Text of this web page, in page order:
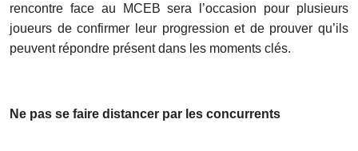
rencontre face au MCEB sera l’occasion pour plusieurs
joueurs de confirmer leur progression et de prouver qu’ils
peuvent répondre présent dans les moments clés.
Ne pas se faire distancer par les concurrents